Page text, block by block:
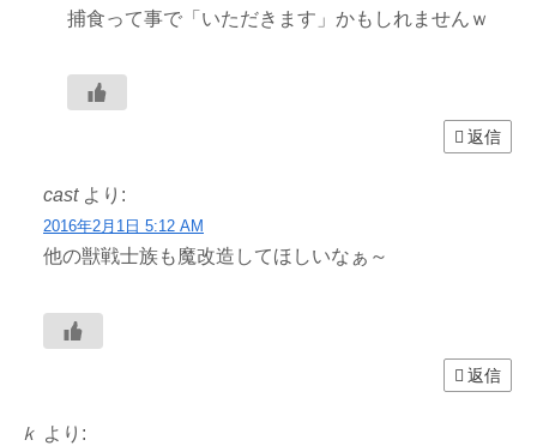
捕食って事で「いただきます」かもしれませんｗ
返信
cast より:
2016年2月1日 5:12 AM
他の獣戦士族も魔改造してほしいなぁ～
返信
ｋ より: